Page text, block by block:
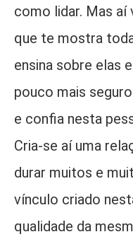
como lidar. Mas
que te mostra
ensina sobre elas
pouco mais
e confia nesta
Cria-se aí uma
durar muitos e
vínculo criado
qualidade da